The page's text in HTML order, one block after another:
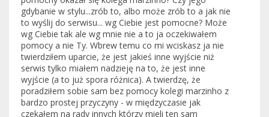
gdybanie w stylu...zrób to, albo może zrób to a jak nie
to wyślij do serwisu... wg Ciebie jest pomocne? Może
wg Ciebie tak ale wg mnie nie a to ja oczekiwałem
pomocy a nie Ty. Wbrew temu co mi wciskasz ja nie
twierdziłem uparcie, że jest jakieś inne wyjście niż
serwis tylko miałem nadzieję na to, że jest inne
wyjście (a to już spora różnica). A twierdzę, że
poradziłem sobie sam bez pomocy kolegi marzinho z
bardzo prostej przyczyny - w międzyczasie jak
czekałem na rady innych którzy mieli ten sam